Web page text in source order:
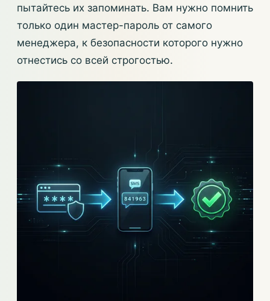
пытайтесь их запоминать. Вам нужно помнить
только один мастер-пароль от самого
менеджера, к безопасности которого нужно
отнестись со всей строгостью.